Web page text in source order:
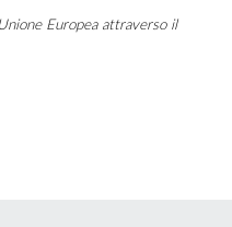
Europea attraverso il